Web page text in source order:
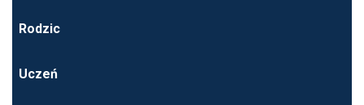
Rodzic
Uczeń